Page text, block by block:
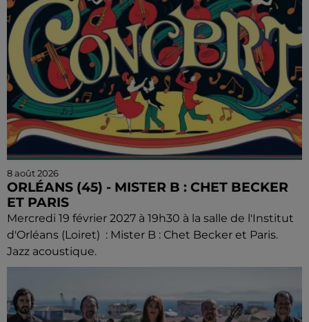
8 août 2026
ORLÉANS (45) - MISTER B : CHET BECKER
ET PARIS
Mercredi 19 février 2027 à 19h30 à la salle de l'Institut
d'Orléans (Loiret) : Mister B : Chet Becker et Paris.
Jazz acoustique.